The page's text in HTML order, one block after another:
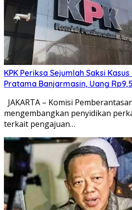
KPK Periksa Sejumlah Saksi
Pratama Banjarmasin, Uang
JAKARTA – Komisi
mengembangkan penyidikan
terkait pengajuan…